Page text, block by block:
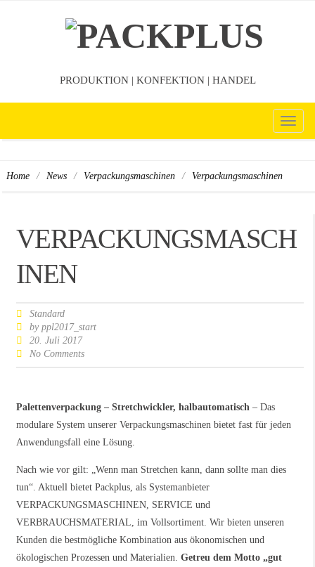
PRODUKTION | KONFEKTION | HANDEL
Home / News / Verpackungsmaschinen / Verpackungsmaschinen
VERPACKUNGSMASCH
INEN
Standard
byppl2017_start
20. Juli 2017
No Comments
Palettenverpackung – Stretchwickler, halbautomatisch – Das
modulare System unserer Verpackungsmaschinen bietet fast für jeden
Anwendungsfall eine Lösung.
Nach wie vor gilt: „Wenn man Stretchen kann, dann sollte man dies
tun“. Aktuell bietet Packplus, als Systemanbieter
VERPACKUNGSMASCHINEN, SERVICE und
VERBRAUCHSMATERIAL, im Vollsortiment. Wir bieten unseren
Kunden die bestmögliche Kombination aus ökonomischen und
ökologischen Prozessen und Materialien.Getreu dem Motto „gut